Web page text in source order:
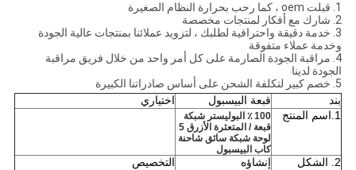
1. قبلت oem ، كما رحب بحرارة النظام الصغيرة
2. شارك مع أفكار لمنتجات مخصصة
3. خدمة دقيقة واحترافية لطلبك ، لتزويد عملائنا بمنتجات عالية الجودة
وخدمة عملاء متفوقة
4. مراقبة الجودة الصارمة على كل أمر واحد من خلال فريق مراقبة
الجودة لدينا
5. خصم كبير لتكلفة الشحن على أساس صادراتنا الكبيرة
بند
قبعة البيسبول
اختياري
1.اسم المنتج
100 ٪ البوليستر شبكة
قبعة / المتعثرة الأزرق 5
لوحة شبكة سائق شاحنة
كاب البيسبول
2. الشكل إنشاؤه
التخصيص